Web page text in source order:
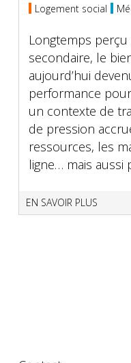
Logement social
Longtemps
secondaire, le
aujourd’hui
performance
un contexte de
de pression
ressources, les
ligne… mais aussi
EN SAVOIR PLUS